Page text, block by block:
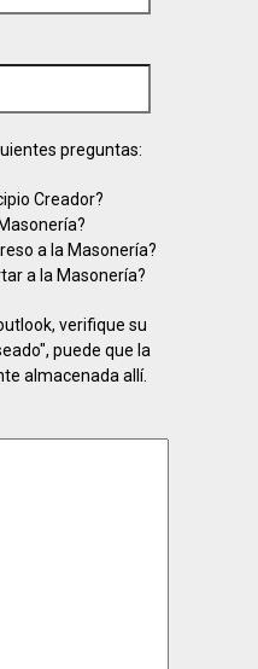
preguntas:
Creador?
a la Masonería?
a la Masonería?
verifique su
puede que la
almacenada allí.